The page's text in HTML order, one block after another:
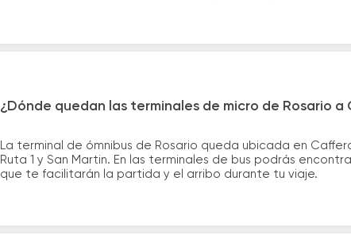
¿Dónde quedan las terminales de micro de Rosario a
La terminal de ómnibus de Rosario queda ubicada en
Ruta 1 y San Martin. En las terminales de bus podrás
que te facilitarán la partida y el arribo durante tu viaje.